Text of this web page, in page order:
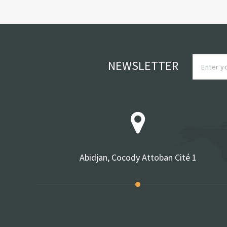
NEWSLETTER
Abidjan, Cocody Attoban Cité 1